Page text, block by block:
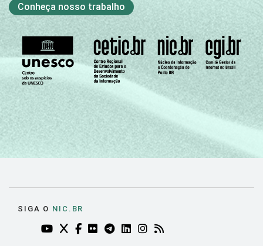
Conheça nosso trabalho
SIGA O NIC.BR
YOUTUBE DO NIC.BR (ABRE EM NOVA ABA)
TWITTER DO NIC.BR (ABRE EM NOVA ABA)
FACEBOOK DO NIC.BR (ABRE EM NOVA
FLICKR DO NIC.BR (ABRE EM NOVA
TELEGRAM DO NIC.BR (ABRE EM
LINKEDIN DO NIC.BR (ABRE
INSTAGRAM DO NIC.BR
RSS DO NIC.BR (ABRE